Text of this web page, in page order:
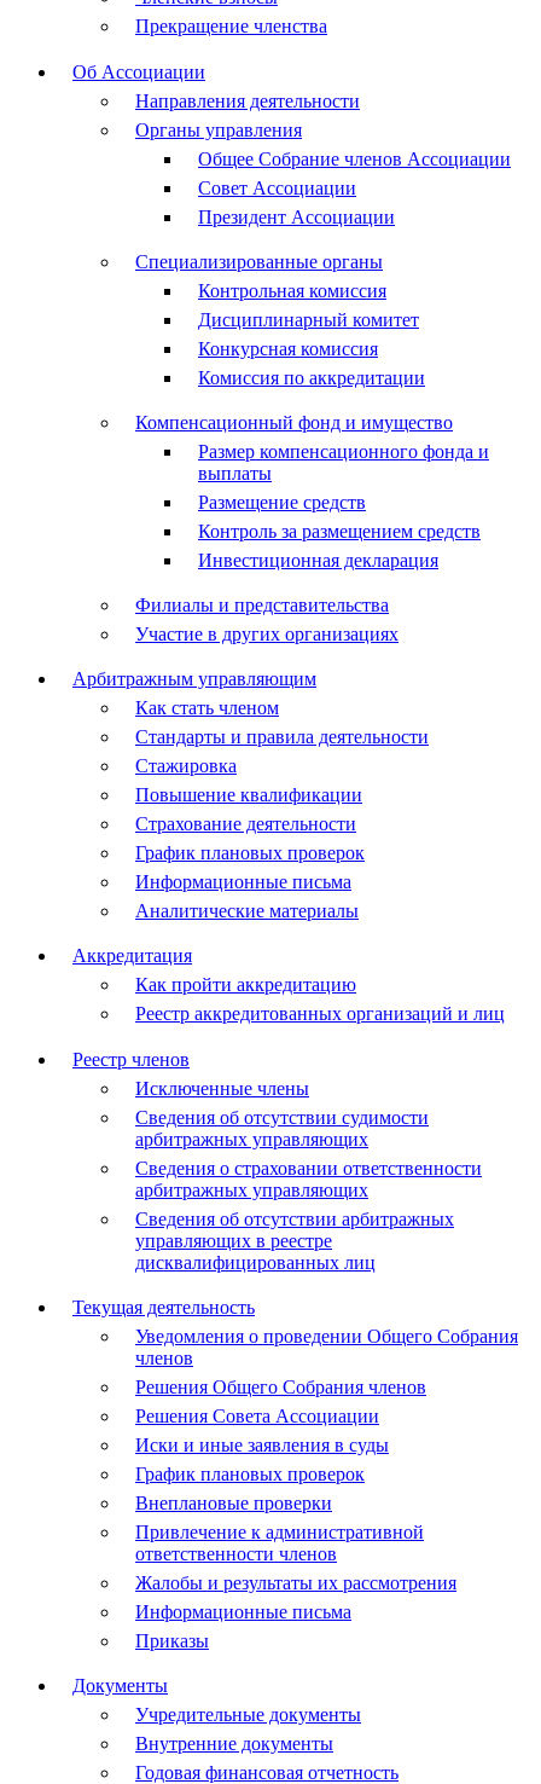
Прекращение членства
Об Ассоциации
Направления деятельности
Органы управления
Общее Собрание членов Ассоциации
Совет Ассоциации
Президент Ассоциации
Специализированные органы
Контрольная комиссия
Дисциплинарный комитет
Конкурсная комиссия
Комиссия по аккредитации
Компенсационный фонд и имущество
Размер компенсационного фонда и
выплаты
Размещение средств
Контроль за размещением средств
Инвестиционная декларация
Филиалы и представительства
Участие в других организациях
Арбитражным управляющим
Как стать членом
Стандарты и правила деятельности
Стажировка
Повышение квалификации
Страхование деятельности
График плановых проверок
Информационные письма
Аналитические материалы
Аккредитация
Как пройти аккредитацию
Реестр аккредитованных организаций и лиц
Реестр членов
Исключенные члены
Сведения об отсутствии судимости
арбитражных управляющих
Сведения о страховании ответственности
арбитражных управляющих
Сведения об отсутствии арбитражных
управляющих в реестре
дисквалифицированных лиц
Текущая деятельность
Уведомления о проведении Общего Собрания
членов
Решения Общего Собрания членов
Решения Совета Ассоциации
Иски и иные заявления в суды
График плановых проверок
Внеплановые проверки
Привлечение к административной
ответственности членов
Жалобы и результаты их рассмотрения
Информационные письма
Приказы
Документы
Учредительные документы
Внутренние документы
Годовая финансовая отчетность